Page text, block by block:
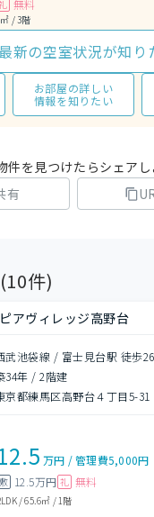
無料
/ 3階
最新の空室状況が知り
お部屋の詳しい
情報を知りたい
件を見つけたらシェアし
有
10件)
アヴィレッジ高野台
武池袋線 / 富士見台駅 徒歩
34年 /2階建
京都練馬区高野台４丁目5-31
万円 /管理費5,000円
敷 12.5万円 礼 無料
/65.6㎡ / 1階